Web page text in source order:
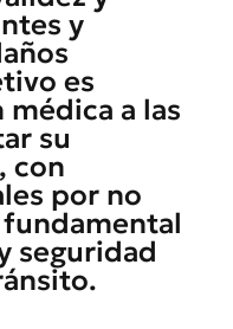
y
es
a las
su
con
por no
seguridad